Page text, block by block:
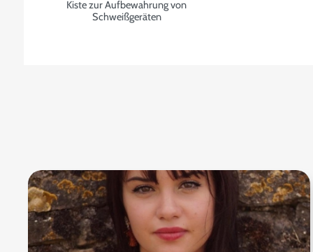
Kiste zur Aufbewahrung von
Schweißgeräten